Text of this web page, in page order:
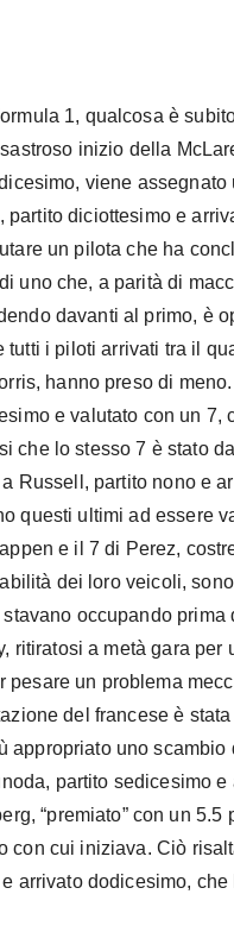
1, qualcosa è
inizio della
viene assegnato
diciottesimo e
un pilota che ha
uno che, a parità di
davanti al primo, è
tutti i piloti arrivati tra il
hanno preso di meno.
e valutato con un 7,
che lo stesso 7 è stato
Russell, partito nono e
questi ultimi ad essere
e il 7 di Perez,
dei loro veicoli,
occupando prima
ritiratosi a metà gara per
pesare un problema
del francese è
appropriato uno scambio
partito sedicesimo e
“premiato” con un 5.5
con cui iniziava. Ciò
arrivato dodicesimo, che